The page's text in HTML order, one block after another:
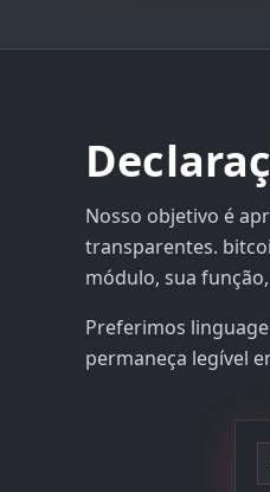
Nosso objetivo é
transparentes.
módulo, sua
Preferimos
permaneça legível